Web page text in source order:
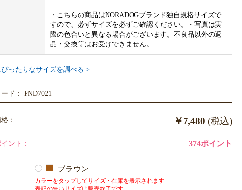
イズ規格は異なりますので、必ず下記のサイズをご参照ください。
カラーやハーネスと合わせても可愛くておすすめです！
/ Teddy C Collarはこちらから購入いただけます。
ネス / Teddy C H Harnessはこちらから購入いただけます。
ッグのご用意はございません。
はメーカー希望小売価格です。
画像はサンプルのため、色味やサイズ等の仕様に変更がある場合がござい
で、予めご了承ください。
・こちらの商品はNORADOGブランド独自規格サイズで
すので、必ずサイズを必ずご確認ください。・写真は実
際の色合いと異なる場合がございます。不良品以外の返
品・交換等はお受けできません。
ったりなサイズを調べる >
ド： PND7021
： ￥7,480 (税込)
ント： 374ポイント
ブラウン
カラーをタップしてサイズ・在庫を表示されます
表記の無いサイズは販売終了です